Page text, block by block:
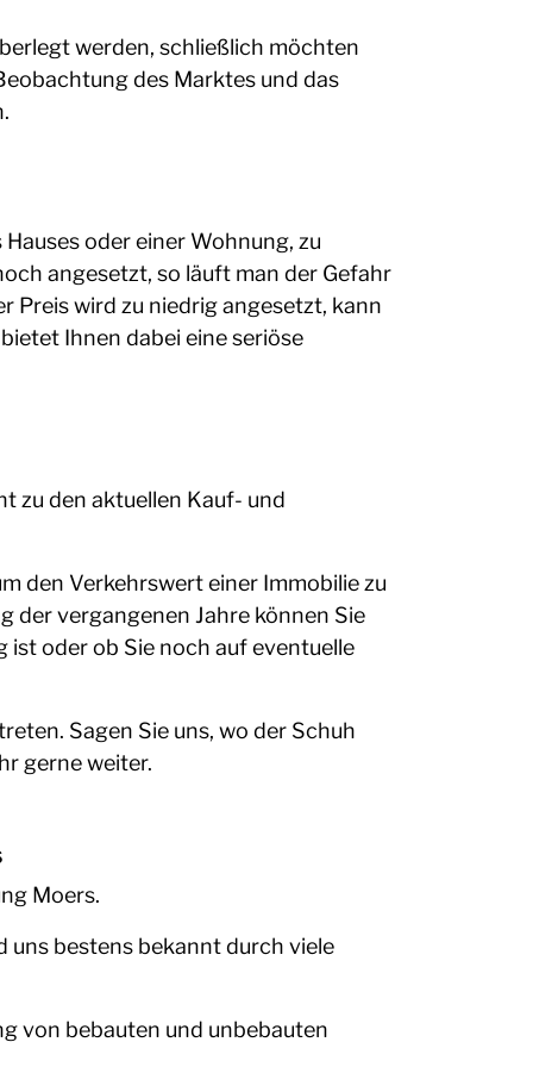
werden, schließlich möchten
des Marktes und das
oder einer Wohnung, zu
angesetzt, so läuft man der Gefahr
Preis wird zu niedrig angesetzt, kann
Ihnen dabei eine seriöse
zu den aktuellen Kauf- und
den Verkehrswert einer Immobilie zu
der vergangenen Jahre können Sie
ist oder ob Sie noch auf eventuelle
Sagen Sie uns, wo der Schuh
gerne weiter.
Moers.
uns bestens bekannt durch viele
von bebauten und unbebauten